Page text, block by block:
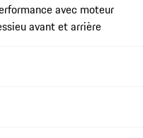
avec moteur
avant et arrière